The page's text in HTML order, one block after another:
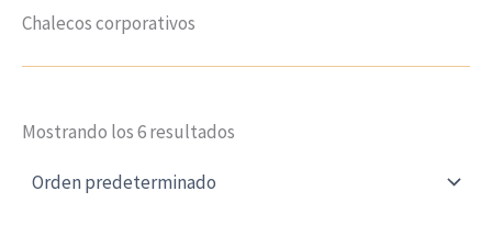
Chalecos corporativos
Mostrando los 6 resultados